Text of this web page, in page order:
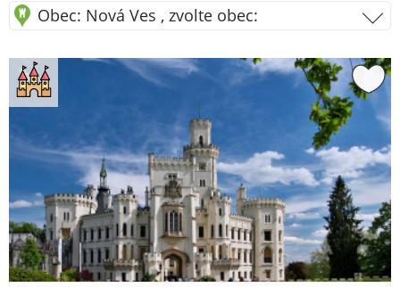
Obec: Nová Ves , zvolte obec: